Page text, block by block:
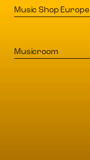
Music Shop Europe
Musicroom